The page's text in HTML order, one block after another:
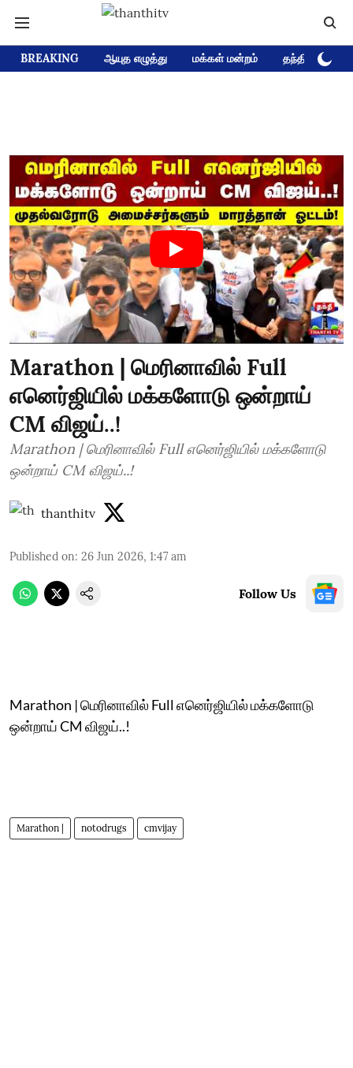
BREAKING ஆயுத எழுத்து மக்கள் மன்றம் தந்தி டிவி
Marathon | மெரினாவில் Full
எனெர்ஜியில் மக்களோடு ஒன்றாய்
CM விஜய்..!
Marathon | மெரினாவில் Full எனெர்ஜியில் மக்களோடு
ஒன்றாய் CM விஜய்..!
thanthitv
Published on: 26 Jun 2026, 1:47 am
Follow Us
Marathon | மெரினாவில் Full எனெர்ஜியில் மக்களோடு
ஒன்றாய் CM விஜய்..!
Marathon | notodrugs cmvijay